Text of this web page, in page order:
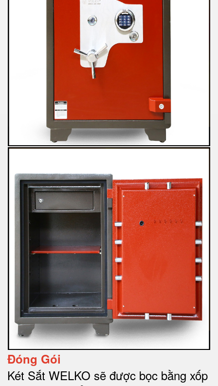
Đóng Gói
Két Sắt WELKO sẽ được bọc bằng xốp